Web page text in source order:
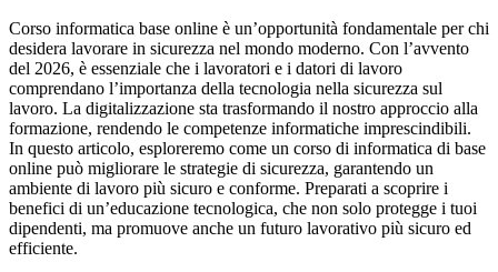
Corso informatica base online è un’opportunità fondamentale per chi
desidera lavorare in sicurezza nel mondo moderno. Con l’avvento
del 2026, è essenziale che i lavoratori e i datori di lavoro
comprendano l’importanza della tecnologia nella sicurezza sul
lavoro. La digitalizzazione sta trasformando il nostro approccio alla
formazione, rendendo le competenze informatiche imprescindibili.
In questo articolo, esploreremo come un corso di informatica di base
online può migliorare le strategie di sicurezza, garantendo un
ambiente di lavoro più sicuro e conforme. Preparati a scoprire i
benefici di un’educazione tecnologica, che non solo protegge i tuoi
dipendenti, ma promuove anche un futuro lavorativo più sicuro ed
efficiente.